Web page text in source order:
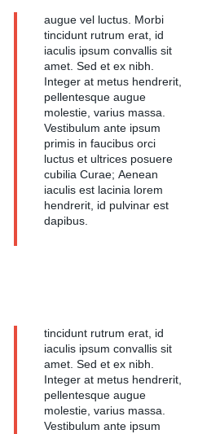
augue vel luctus. Morbi
tincidunt rutrum erat, id
iaculis ipsum convallis sit
amet. Sed et ex nibh.
Integer at metus hendrerit,
pellentesque augue
molestie, varius massa.
Vestibulum ante ipsum
primis in faucibus orci
luctus et ultrices posuere
cubilia Curae; Aenean
iaculis est lacinia lorem
hendrerit, id pulvinar est
dapibus.
tincidunt rutrum erat, id
iaculis ipsum convallis sit
amet. Sed et ex nibh.
Integer at metus hendrerit,
pellentesque augue
molestie, varius massa.
Vestibulum ante ipsum